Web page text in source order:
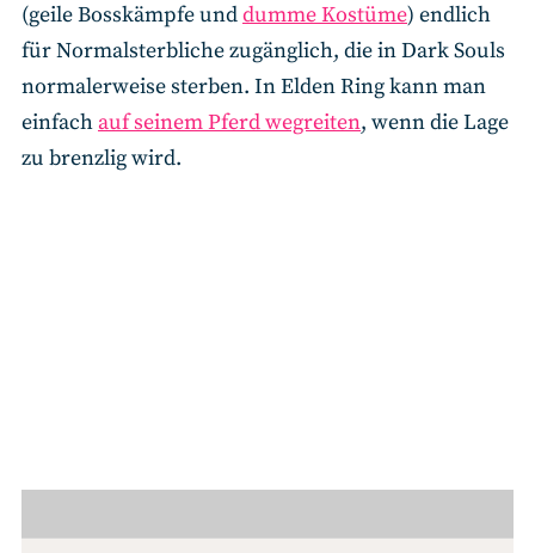
(geile Bosskämpfe unddumme Kostüme) endlich
für Normalsterbliche zugänglich, die in Dark Souls
normalerweise sterben. In Elden Ring kann man
einfach auf seinem Pferd wegreiten, wenn die Lage
zu brenzlig wird.